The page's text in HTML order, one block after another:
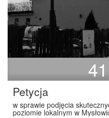
41
Petycja
w sprawie podjęcia
poziomie lokalnym w